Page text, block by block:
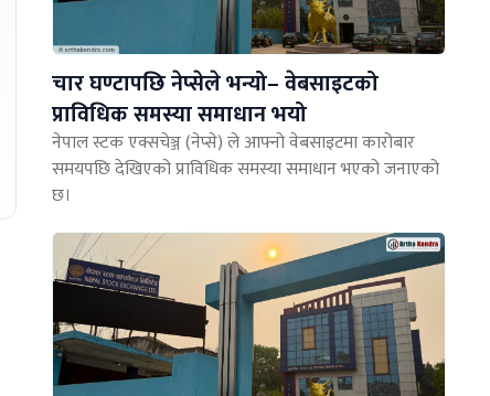
चार घण्टापछि नेप्सेले भन्यो– वेबसाइटको
प्राविधिक समस्या समाधान भयो
नेपाल स्टक एक्सचेञ्ज (नेप्से) ले आफ्नो वेबसाइटमा कारोबार
समयपछि देखिएको प्राविधिक समस्या समाधान भएको जनाएको
छ।